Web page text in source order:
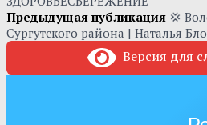
Предыдущая публикация 💢
Сургутского района | Наталья
Версия для